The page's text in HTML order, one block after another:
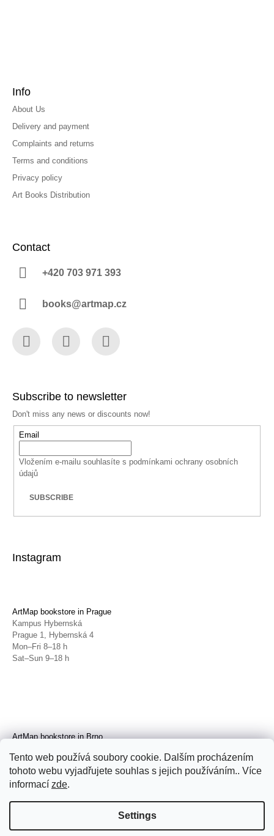
Tento web používá soubory cookie. Dalším procházením
tohoto webu vyjadřujete souhlas s jejich používáním.. Více
informací zde.
Settings
Info
About Us
Delivery and payment
Complaints and returns
Terms and conditions
Privacy policy
Art Books Distribution
Contact
+420 703 971 393
books@artmap.cz
Subscribe to newsletter
Don't miss any news or discounts now!
Email
Vložením e-mailu souhlasíte s podmínkami ochrany osobních
údajů
SUBSCRIBE
Instagram
ArtMap bookstore in Prague
Kampus Hybernská
Prague 1, Hybernská 4
Mon–Fri 8–18 h
Sat–Sun 9–18 h
ArtMap bookstore in Brno
Brno, Radnická 4
Tue–Fri 11–19 h
Sat 14–19 h